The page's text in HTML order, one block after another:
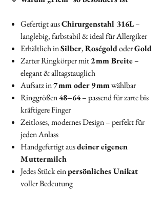
Gefertigt ausChirurgenstahl 316L–
langlebig, farbstabil & ideal für Allergiker
Erhältlich inSilber,RoségoldoderGold
Zarter Ringkörper mit2 mm Breite–
elegant & alltagstauglich
Aufsatz in7 mm oder 9 mmwählbar
Ringgrößen48–64– passend für zarte bis
kräftigere Finger
Zeitloses, modernes Design – perfekt für
jeden Anlass
Handgefertigt ausdeiner eigenen
Muttermilch
Jedes Stück einpersönliches Unikat
voller Bedeutung